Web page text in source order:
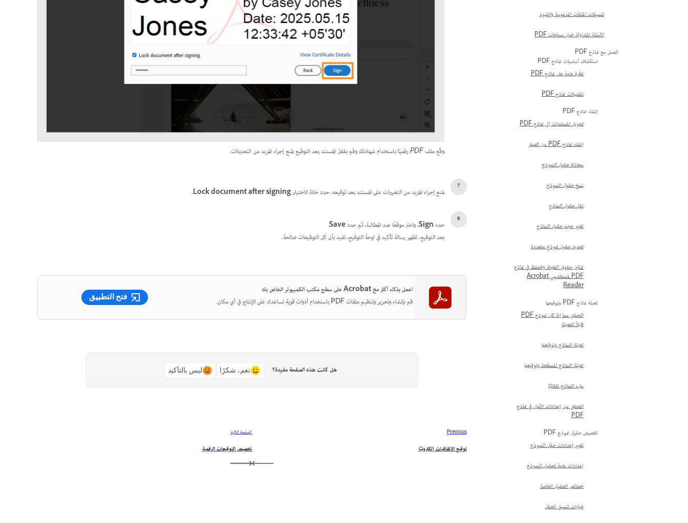
تنسيقات الملفات المدعومة والقيود
الأسئلة المتداولة حول مساحات PDF
العمل مع نماذج PDF
استكشاف أساسيات نماذج PDF
نظرة عامة على نماذج PDF
تفضيلات نماذج PDF
إنشاء نماذج PDF
تحويل المستندات إلى نماذج PDF
إنشاء نماذج PDF من الصفر
محاذاة حقول النموذج
نسخ حقول النموذج
نقل حقول النماذج
تغيير حجم حقول النماذج
تحديد حقول نموذج متعددة
تمكين حقوق التعبئة والحفظ في نماذج
PDF لمستخدمي Acrobat
Reader
تعبئة نماذج PDF وتوقيعها
التحقق مما إذا كان نموذج PDF
قابلاً للتعبئة
تعبئة النماذج وتوقيعها
تعبئة النماذج المسطحة وتوقيعها
ملء النماذج تلقائيًا
التحقق من إعدادات الأمان في نماذج
PDF
تخصيص حقول نموذج PDF
تغيير إعدادات حقل النموذج
إعدادات عامة لحقول النموذج
خصائص الحقول الخاصة
خيارات تنسيق الحقل
وقّع ملف PDF رقميًا باستخدام شهادتك وقم بقفل المستند بعد التوقيع لمنع إجراء المزيد من التعديلات.
لمنع إجراء المزيد من التغييرات على المستند بعد توقيعه، حدد خانة الاختيارLock document after signing
.
حددSign، واختر موقعًا عند المطالبة، ثم حددSave
.
بعد التوقيع، تظهر رسالة تأكيد في لوحة التوقيع، تفيد بأن كل التوقيعات صالحة.
اعمل بذكاء أكثر مع Acrobat على سطح مكتب الكمبيوتر الخاص بك
قم بإنشاء وتحرير وتنظيم ملفات PDF باستخدام أدوات قوية تساعدك على الإنتاج في أي مكان.
فتح التطبيق
هل كانت هذه الصفحة مفيدة؟ نعم، شكرًا ليس بالتأكيد
Previous
توقيع الاتفاقيات إلكترونيًا
الصفحة التالية
تخصيص التوقيعات الرقمية